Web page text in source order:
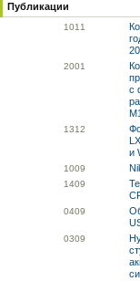
Публикации
1011
2001
с
1312
и
1009
1409
0409
0309